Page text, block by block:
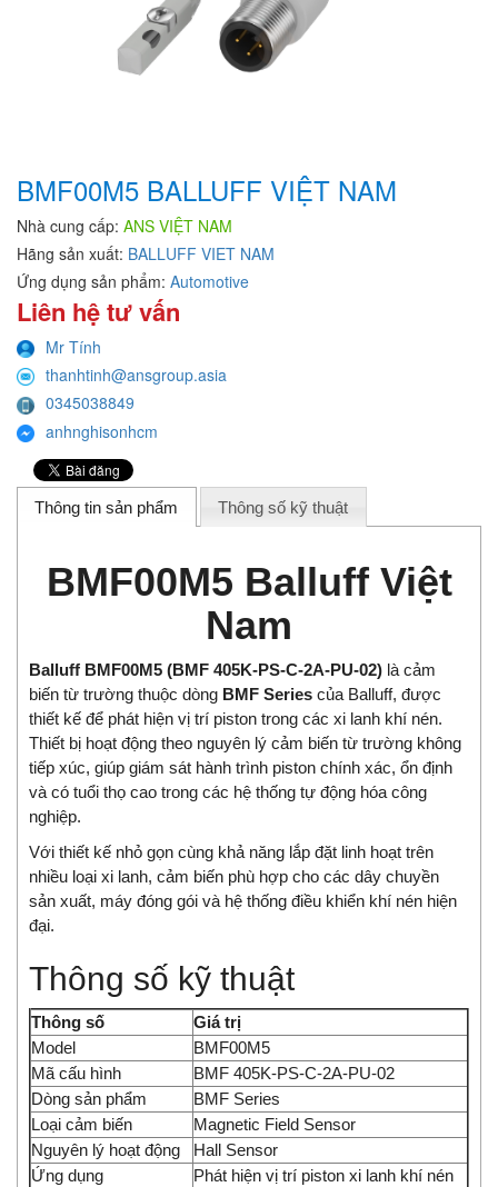
BMF00M5 BALLUFF VIỆT NAM
Nhà cung cấp: ANS VIỆT NAM
Hãng sản xuất: BALLUFF VIET NAM
Ứng dụng sản phẩm: Automotive
Liên hệ tư vấn
Mr Tính
thanhtinh@ansgroup.asia
0345038849
anhnghisonhcm
Thông tin sản phẩm Thông số kỹ thuật
BMF00M5 Balluff Việt
Nam
Balluff BMF00M5 (BMF 405K-PS-C-2A-PU-02) là cảm
biến từ trường thuộc dòng BMF Series của Balluff, được
thiết kế để phát hiện vị trí piston trong các xi lanh khí nén.
Thiết bị hoạt động theo nguyên lý cảm biến từ trường không
tiếp xúc, giúp giám sát hành trình piston chính xác, ổn định
và có tuổi thọ cao trong các hệ thống tự động hóa công
nghiệp.
Với thiết kế nhỏ gọn cùng khả năng lắp đặt linh hoạt trên
nhiều loại xi lanh, cảm biến phù hợp cho các dây chuyền
sản xuất, máy đóng gói và hệ thống điều khiển khí nén hiện
đại.
Thông số kỹ thuật
Thông số
Giá trị
Model
BMF00M5
Mã cấu hình
BMF 405K-PS-C-2A-PU-02
Dòng sản phẩm
BMF Series
Loại cảm biến
Magnetic Field Sensor
Nguyên lý hoạt động
Hall Sensor
Ứng dụng
Phát hiện vị trí piston xi lanh khí nén